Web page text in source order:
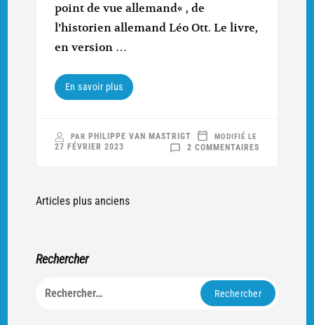
point de vue allemand« , de
l’historien allemand Léo Ott. Le livre,
en version …
En savoir plus
PAR PHILIPPE VAN MASTRIGT
2 COMMENTAIRESSUR
MODIFIÉ LE
27 FÉVRIER 2023
Navigation
Articles plus anciens
Rechercher
Rechercher :